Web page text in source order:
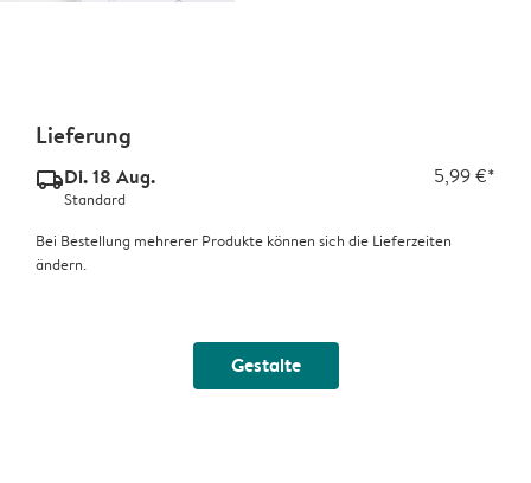
Lieferung
delivery_standard_v2Di. 18 Aug. 5,99 €*
Standard
Bei Bestellung mehrerer Produkte können sich die Lieferzeiten
ändern.
Gestalte